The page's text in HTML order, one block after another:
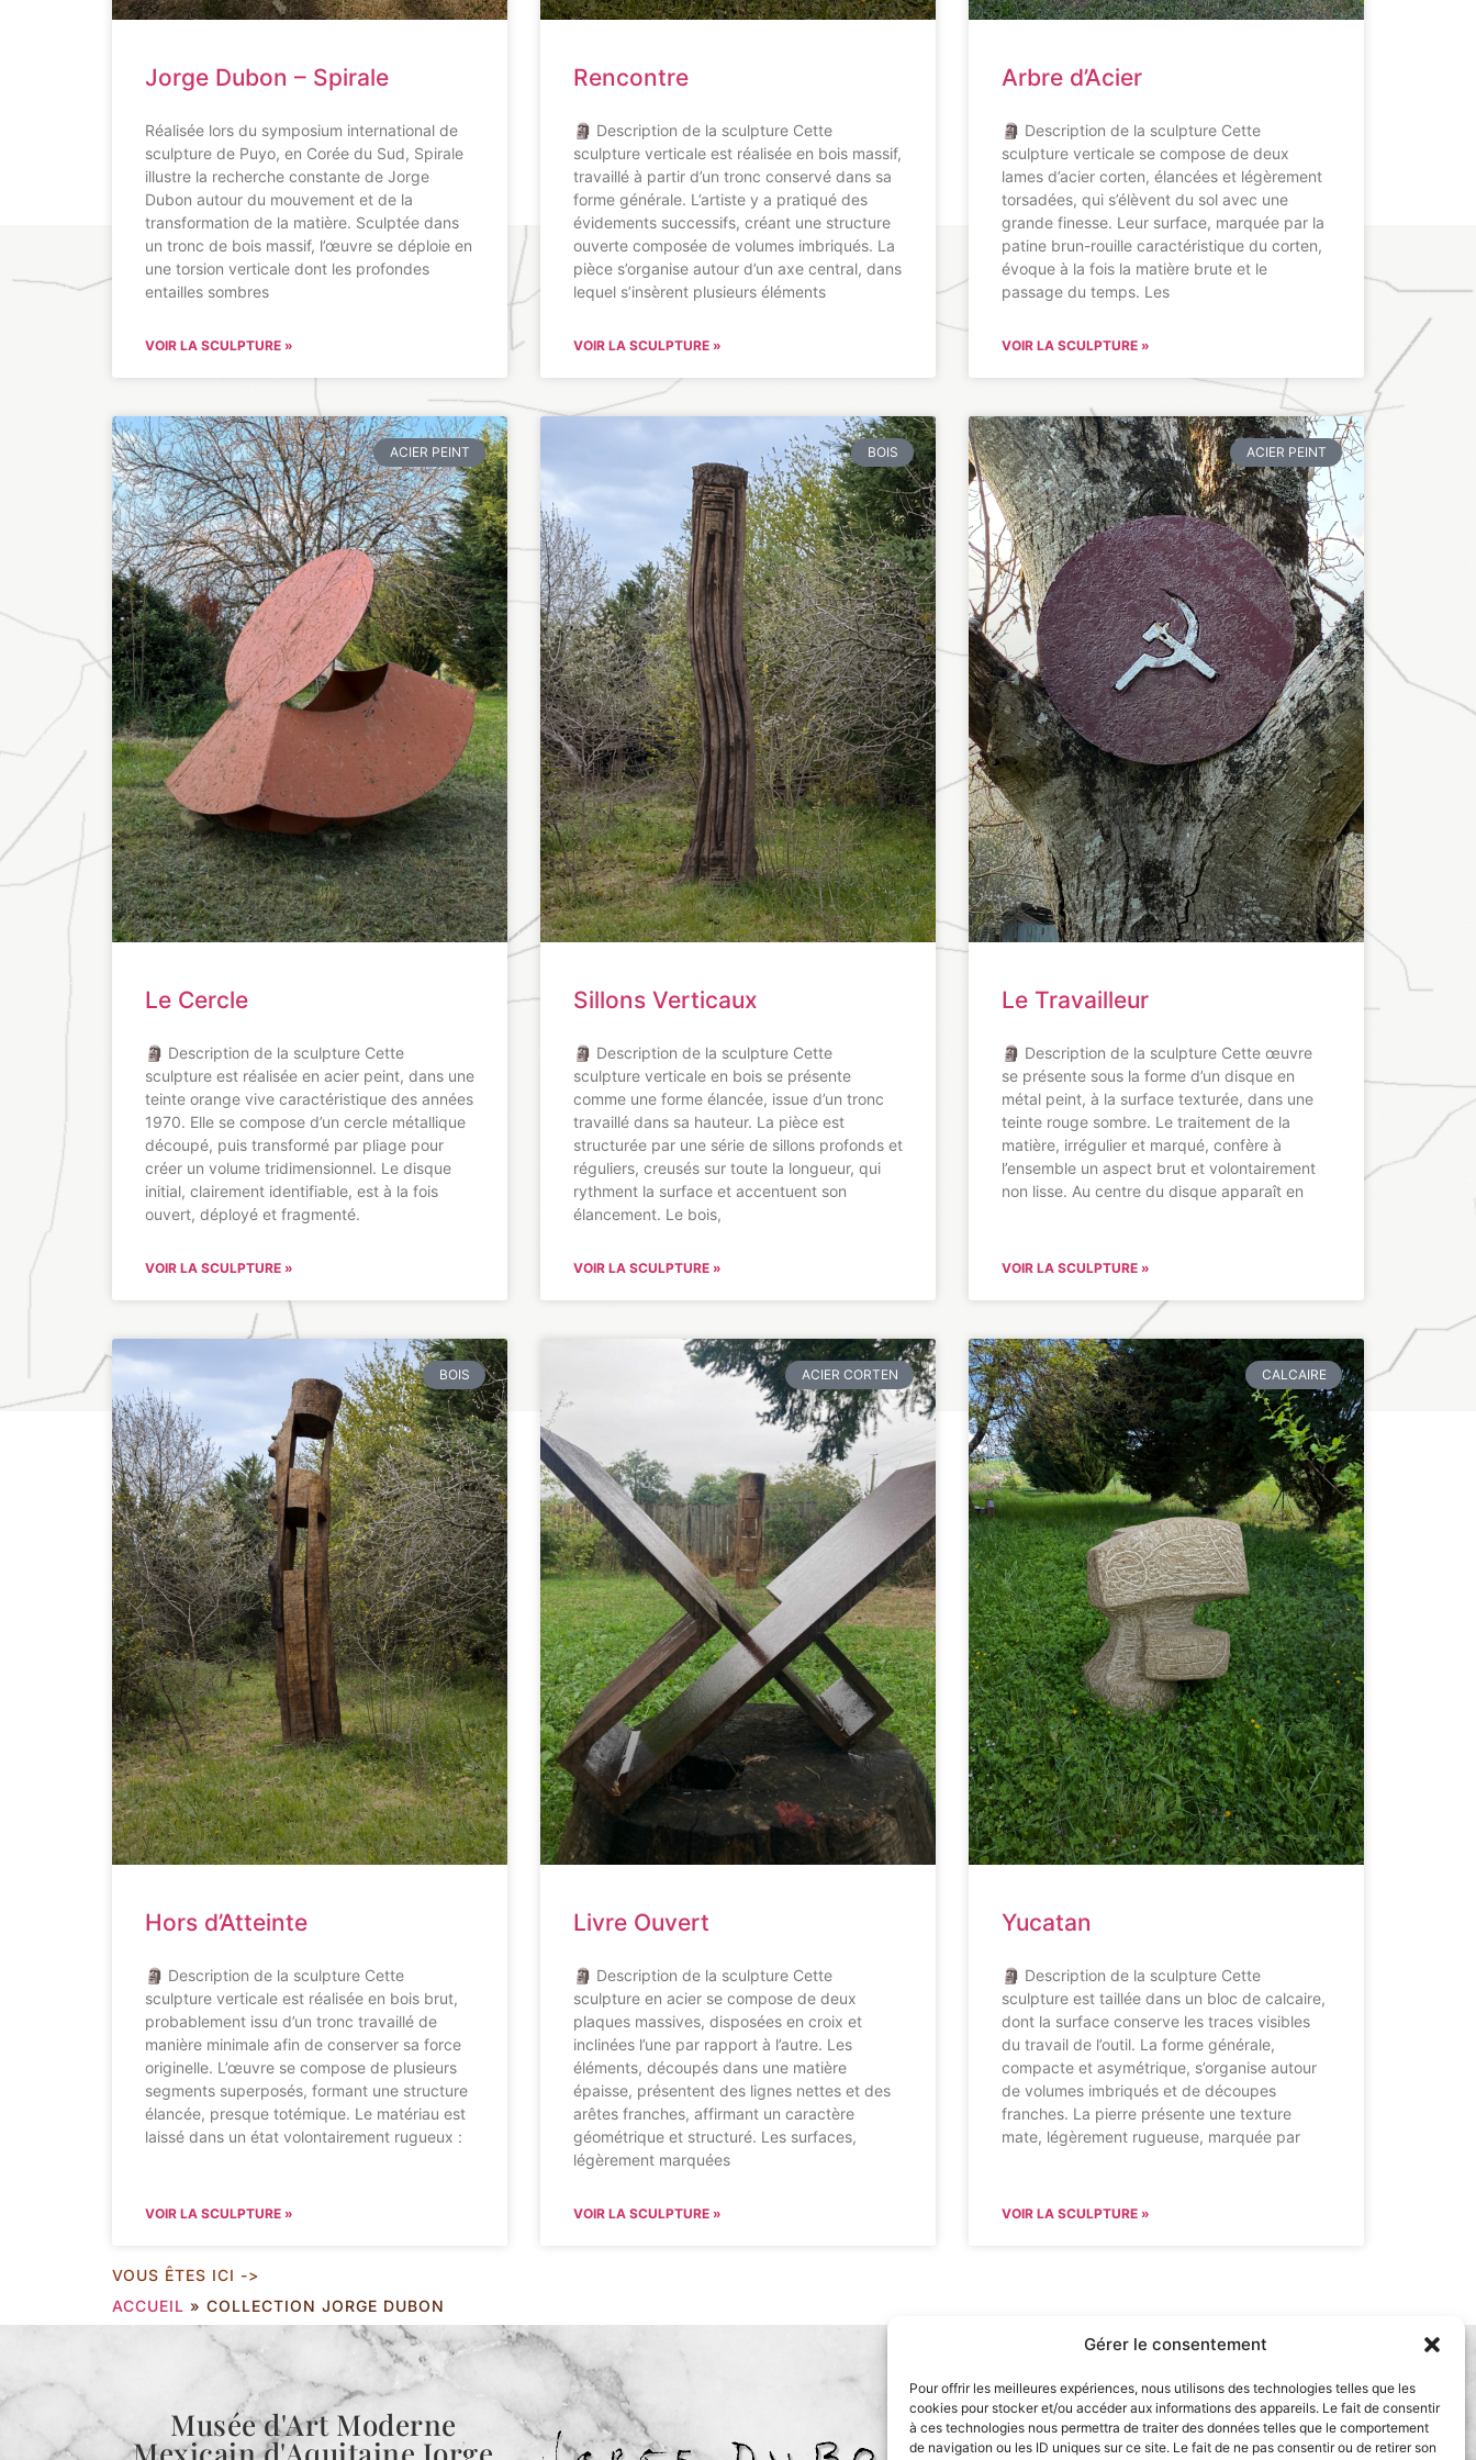
Gérer le consentement
Pour offrir les meilleures expériences, nous utilisons des technologies telles que les
cookies pour stocker et/ou accéder aux informations des appareils. Le fait de consentir
à ces technologies nous permettra de traiter des données telles que le comportement
de navigation ou les ID uniques sur ce site. Le fait de ne pas consentir ou de retirer son
Jorge Dubon – Spirale
Réalisée lors du symposium international de
sculpture de Puyo, en Corée du Sud, Spirale
illustre la recherche constante de Jorge
Dubon autour du mouvement et de la
transformation de la matière. Sculptée dans
un tronc de bois massif, l’œuvre se déploie en
une torsion verticale dont les profondes
entailles sombres
VOIR LA SCULPTURE »
Rencontre
🗿 Description de la sculpture Cette
sculpture verticale est réalisée en bois massif,
travaillé à partir d’un tronc conservé dans sa
forme générale. L’artiste y a pratiqué des
évidements successifs, créant une structure
ouverte composée de volumes imbriqués. La
pièce s’organise autour d’un axe central, dans
lequel s’insèrent plusieurs éléments
VOIR LA SCULPTURE »
Arbre d’Acier
🗿 Description de la sculpture Cette
sculpture verticale se compose de deux
lames d’acier corten, élancées et légèrement
torsadées, qui s’élèvent du sol avec une
grande finesse. Leur surface, marquée par la
patine brun-rouille caractéristique du corten,
évoque à la fois la matière brute et le
passage du temps. Les
VOIR LA SCULPTURE »
ACIER PEINT
Le Cercle
🗿 Description de la sculpture Cette
sculpture est réalisée en acier peint, dans une
teinte orange vive caractéristique des années
1970. Elle se compose d’un cercle métallique
découpé, puis transformé par pliage pour
créer un volume tridimensionnel. Le disque
initial, clairement identifiable, est à la fois
ouvert, déployé et fragmenté.
VOIR LA SCULPTURE »
BOIS
Sillons Verticaux
🗿 Description de la sculpture Cette
sculpture verticale en bois se présente
comme une forme élancée, issue d’un tronc
travaillé dans sa hauteur. La pièce est
structurée par une série de sillons profonds et
réguliers, creusés sur toute la longueur, qui
rythment la surface et accentuent son
élancement. Le bois,
VOIR LA SCULPTURE »
ACIER PEINT
Le Travailleur
🗿 Description de la sculpture Cette œuvre
se présente sous la forme d’un disque en
métal peint, à la surface texturée, dans une
teinte rouge sombre. Le traitement de la
matière, irrégulier et marqué, confère à
l’ensemble un aspect brut et volontairement
non lisse. Au centre du disque apparaît en
VOIR LA SCULPTURE »
BOIS
Hors d’Atteinte
🗿 Description de la sculpture Cette
sculpture verticale est réalisée en bois brut,
probablement issu d’un tronc travaillé de
manière minimale afin de conserver sa force
originelle. L’œuvre se compose de plusieurs
segments superposés, formant une structure
élancée, presque totémique. Le matériau est
laissé dans un état volontairement rugueux :
VOIR LA SCULPTURE »
ACIER CORTEN
Livre Ouvert
🗿 Description de la sculpture Cette
sculpture en acier se compose de deux
plaques massives, disposées en croix et
inclinées l’une par rapport à l’autre. Les
éléments, découpés dans une matière
épaisse, présentent des lignes nettes et des
arêtes franches, affirmant un caractère
géométrique et structuré. Les surfaces,
légèrement marquées
VOIR LA SCULPTURE »
CALCAIRE
Yucatan
🗿 Description de la sculpture Cette
sculpture est taillée dans un bloc de calcaire,
dont la surface conserve les traces visibles
du travail de l’outil. La forme générale,
compacte et asymétrique, s’organise autour
de volumes imbriqués et de découpes
franches. La pierre présente une texture
mate, légèrement rugueuse, marquée par
VOIR LA SCULPTURE »
VOUS ÊTES ICI ->
ACCUEIL » COLLECTION JORGE DUBON
Musée d'Art Moderne
SOUTENIR LE MUSÉE D’ART MODERNE
MENTIONS LÉGALES